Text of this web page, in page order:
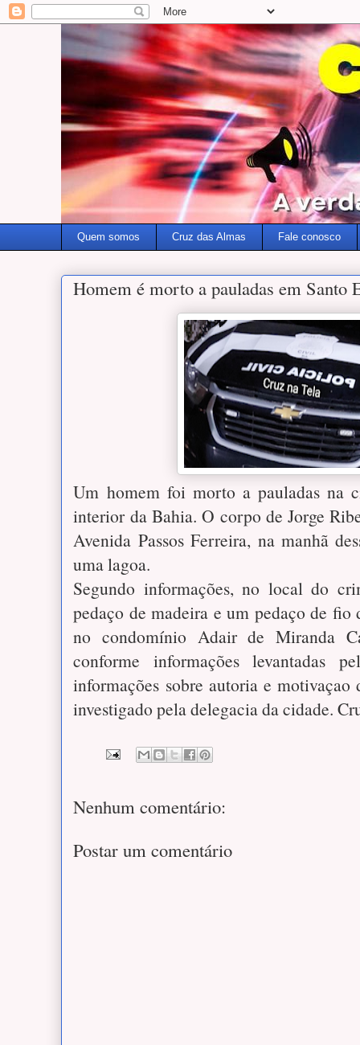
Quem somos Cruz das Almas Fale conosco
Homem é morto a pauladas em Santo
Um homem foi morto a pauladas na
interior da Bahia. O corpo de Jorge
Avenida Passos Ferreira, na manhã
uma lagoa.
Segundo informações, no local do
pedaço de madeira e um pedaço de
no condomínio Adair de Miranda
conforme informações levantadas
informações sobre autoria e motivaçao
investigado pela delegacia da cidade.
Nenhum comentário:
Postar um comentário